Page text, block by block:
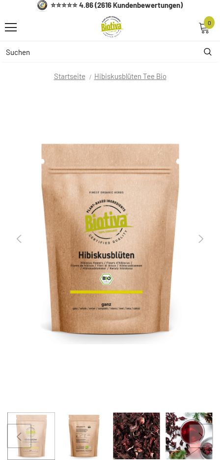
⭐⭐⭐⭐⭐ 4.86 (2616 Kundenbewertungen)
0
Startseite Hibiskusblüten Tee Bio